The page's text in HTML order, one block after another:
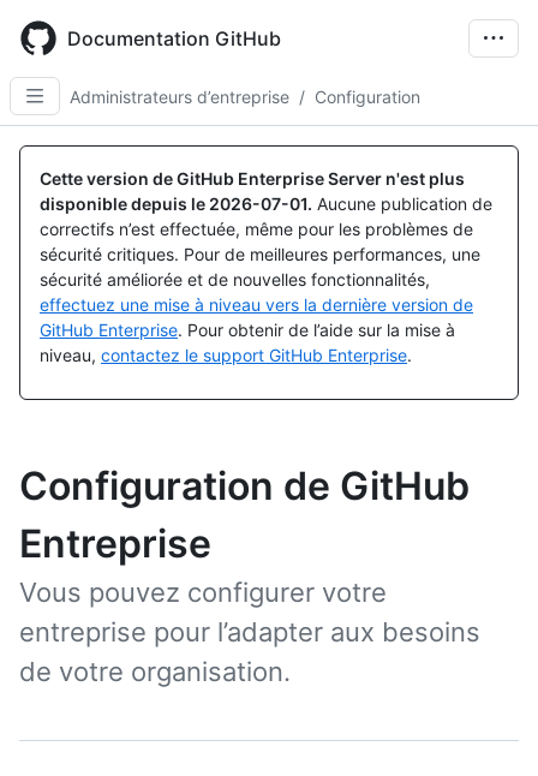
main
content
Documentation GitHub
Administrateurs d’entreprise / Configuration
Cette version de GitHub Enterprise Server n'est plus
disponible depuis le 2026-07-01. Aucune publication de
correctifs n’est effectuée, même pour les problèmes de
sécurité critiques. Pour de meilleures performances, une
sécurité améliorée et de nouvelles fonctionnalités,
effectuez une mise à niveau vers la dernière version de
GitHub Enterprise. Pour obtenir de l’aide sur la mise à
niveau, contactez le support GitHub Enterprise.
Configuration de GitHub
Entreprise
Vous pouvez configurer votre
entreprise pour l’adapter aux besoins
de votre organisation.